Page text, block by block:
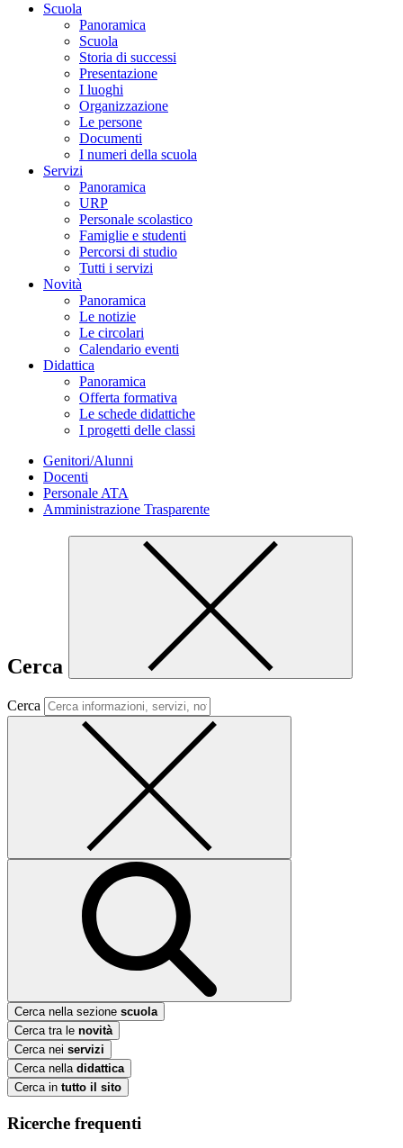
Scuola
Panoramica
Scuola
Storia di successi
Presentazione
I luoghi
Organizzazione
Le persone
Documenti
I numeri della scuola
Servizi
Panoramica
URP
Personale scolastico
Famiglie e studenti
Percorsi di studio
Tutti i servizi
Novità
Panoramica
Le notizie
Le circolari
Calendario eventi
Didattica
Panoramica
Offerta formativa
Le schede didattiche
I progetti delle classi
Genitori/Alunni
Docenti
Personale ATA
Amministrazione Trasparente
Cerca
Cerca
Cerca nella sezione scuola
Cerca tra le novità
Cerca nei servizi
Cerca nella didattica
Cerca in tutto il sito
Ricerche frequenti